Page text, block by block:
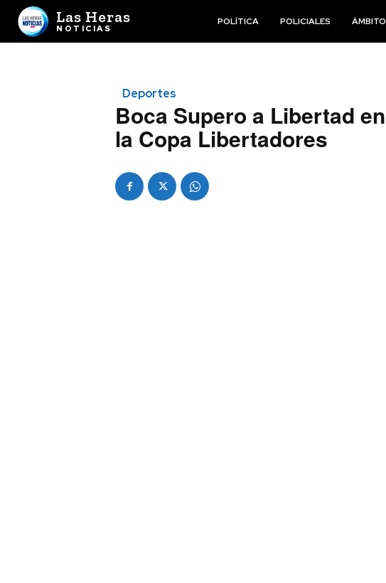
Las Heras
NOTICIAS
POLÍTICA POLICIALES
Deportes
Boca Supero a Libertad
la Copa Libertadores